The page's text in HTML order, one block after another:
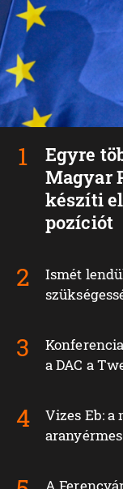
Egyre
Magyar
készíti
pozíciót
Ismét
a DAC a
Vizes Eb: